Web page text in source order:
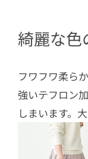
綺麗な色
フワフワ柔ら
強いテフロン
しまいます。